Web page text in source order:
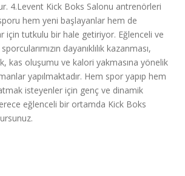
4.Levent Kick Boks Salonu antrenörleri
hem yeni başlayanlar hem de
için tutkulu bir hale getiriyor. Eğlenceli ve
dayanıklılık kazanması,
kas oluşumu ve kalori yakmasına yönelik
yapılmaktadır. Hem spor yapıp hem
isteyenler için genç ve dinamik
eğlenceli bir ortamda Kick Boks